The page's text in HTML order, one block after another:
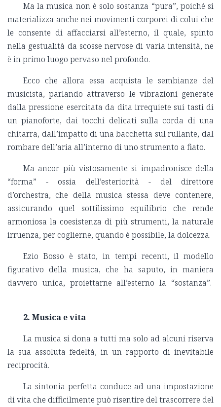
Ma la musica non è solo sostanza “pura”, poiché si
materializza anche nei movimenti corporei di colui che
le consente di affacciarsi all’esterno, il quale, spinto
nella gestualità da scosse nervose di varia intensità, ne
è in primo luogo pervaso nel profondo.
Ecco che allora essa acquista le sembianze del
musicista, parlando attraverso le vibrazioni generate
dalla pressione esercitata da dita irrequiete sui tasti di
un pianoforte, dai tocchi delicati sulla corda di una
chitarra, dall’impatto di una bacchetta sul rullante, dal
rombare dell’aria all’interno di uno strumento a fiato.
Ma ancor più vistosamente si impadronisce della
“forma” - ossia dell’esteriorità - del direttore
d’orchestra, che della musica stessa deve contenere,
assicurando quel sottilissimo equilibrio che rende
armoniosa la coesistenza di più strumenti, la naturale
irruenza, per coglierne, quando è possibile, la dolcezza.
Ezio Bosso è stato, in tempi recenti, il modello
figurativo della musica, che ha saputo, in maniera
davvero unica, proiettarne all’esterno la “sostanza”.
2. Musica e vita
La musica si dona a tutti ma solo ad alcuni riserva
la sua assoluta fedeltà, in un rapporto di inevitabile
reciprocità.
La sintonia perfetta conduce ad una impostazione
di vita che difficilmente può risentire del trascorrere del